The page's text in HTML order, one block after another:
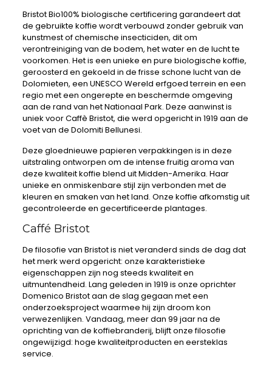
Bristot Bio100% biologische certificering garandeert dat
de gebruikte koffie wordt verbouwd zonder gebruik van
kunstmest of chemische insecticiden, dit om
verontreiniging van de bodem, het water en de lucht te
voorkomen. Het is een unieke en pure biologische koffie,
geroosterd en gekoeld in de frisse schone lucht van de
Dolomieten, een UNESCO Wereld erfgoed terrein en een
regio met een ongerepte en beschermde omgeving
aan de rand van het Nationaal Park. Deze aanwinst is
uniek voor Caffè Bristot, die werd opgericht in 1919 aan de
voet van de Dolomiti Bellunesi.
Deze gloednieuwe papieren verpakkingen is in deze
uitstraling ontworpen om de intense fruitig aroma van
deze kwaliteit koffie blend uit Midden-Amerika. Haar
unieke en onmiskenbare stijl zijn verbonden met de
kleuren en smaken van het land. Onze koffie afkomstig uit
gecontroleerde en gecertificeerde plantages.
Caffé Bristot
De filosofie van Bristot is niet veranderd sinds de dag dat
het merk werd opgericht: onze karakteristieke
eigenschappen zijn nog steeds kwaliteit en
uitmuntendheid. Lang geleden in 1919 is onze oprichter
Domenico Bristot aan de slag gegaan met een
onderzoeksproject waarmee hij zijn droom kon
verwezenlijken. Vandaag, meer dan 99 jaar na de
oprichting van de koffiebranderij, blijft onze filosofie
ongewijzigd: hoge kwaliteitproducten en eersteklas
service.